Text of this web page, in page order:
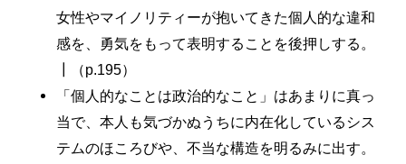
女性やマイノリティーが抱いてきた個人的な違和
感を、勇気をもって表明することを後押しする。
┃（p.195）
「個人的なことは政治的なこと」はあまりに真っ
当で、本人も気づかぬうちに内在化しているシス
テムのほころびや、不当な構造を明るみに出す。